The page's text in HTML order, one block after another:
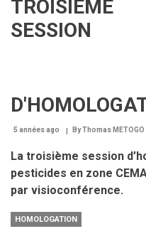
TROISIEME
SESSION
5 années ago ByThomas METOGO
La troisième session
pesticides en zone
par visioconférence.
HOMOLOGATION